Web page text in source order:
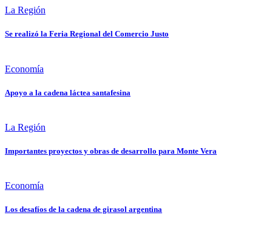
La Región
Se realizó la Feria Regional del Comercio Justo
Economía
Apoyo a la cadena láctea santafesina
La Región
Importantes proyectos y obras de desarrollo para Monte Vera
Economía
Los desafíos de la cadena de girasol argentina